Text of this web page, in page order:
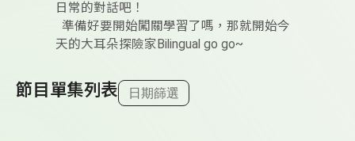
日常的對話吧！
準備好要開始闖關學習了嗎，那就開始今
天的大耳朵探險家Bilingual go go~
節目單集列表 日期篩選